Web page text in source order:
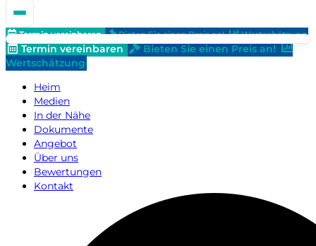
Termin vereinbaren Bieten Sie einen Preis an! Wertschätzung
Termin vereinbaren
Bieten Sie einen Preis an!
Wertschätzung
Heim
Medien
In der Nähe
Dokumente
Angebot
Über uns
Bewertungen
Kontakt